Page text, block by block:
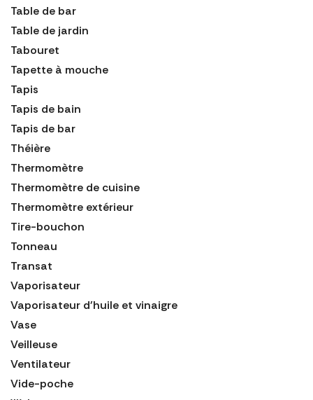
Table de bar
Table de jardin
Tabouret
Tapette à mouche
Tapis
Tapis de bain
Tapis de bar
Théière
Thermomètre
Thermomètre de cuisine
Thermomètre extérieur
Tire-bouchon
Tonneau
Transat
Vaporisateur
Vaporisateur d'huile et vinaigre
Vase
Veilleuse
Ventilateur
Vide-poche